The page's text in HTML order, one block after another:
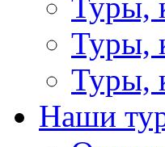
Туры,
Туры,
Туры,
Наши